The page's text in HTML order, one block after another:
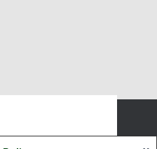
byThemeIsle
VISUS slapukus.